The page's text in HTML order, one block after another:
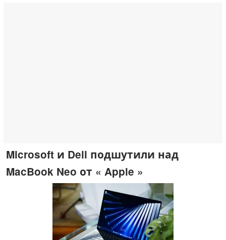
Microsoft и Dell подшутили над
MacBook Neo от « Apple »